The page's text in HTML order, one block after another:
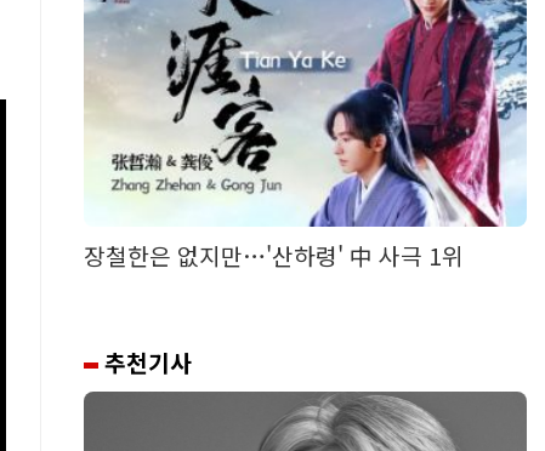
장철한은 없지만…'산하령' 中 사극 1위
추천기사